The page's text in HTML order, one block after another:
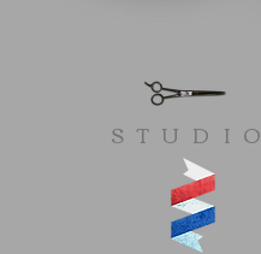
​STUDIO